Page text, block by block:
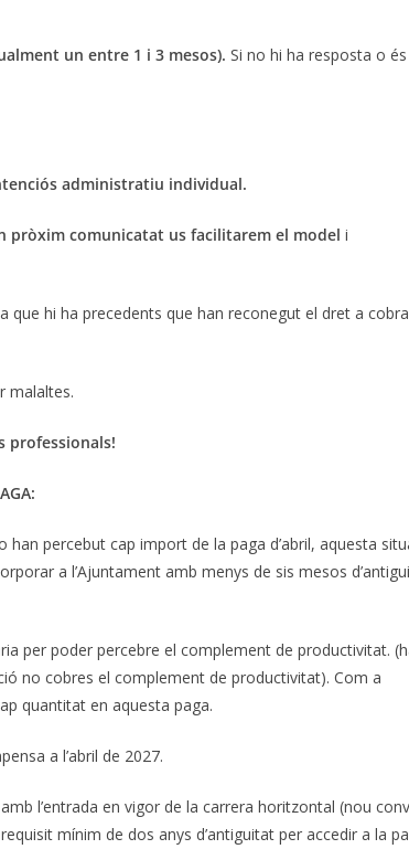
un entre 1 i 3 mesos). Si no hi ha resposta o és
administratiu individual.
pròxim comunicatat us facilitarem el model i
que hi ha precedents que han reconegut el dret a
malaltes.
professionals!
percebut cap import de la paga d’abril, aquesta
a l’Ajuntament amb menys de sis mesos
per poder percebre el complement de productivitat.
no cobres el complement de productivitat). Com a
quantitat en aquesta paga.
a l’abril de 2027.
l’entrada en vigor de la carrera horitzontal (nou
mínim de dos anys d’antiguitat per accedir a la